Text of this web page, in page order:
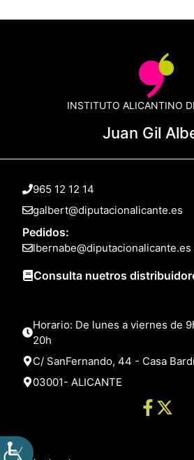
INSTITUTO ALICANTINO
Juan Gil
965 12 12 14
galbert@diputacionalicante.es
Pedidos:
lbernabe@diputacionalicante.es
Consulta nuetros
Horario: De lunes a viernes de
20h
C/ SanFernando, 44 - Casa
03001- ALICANTE